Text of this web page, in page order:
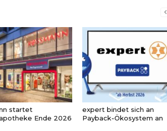
startet
Ende 2026
expert bindet sich an
Payback-Ökosystem an